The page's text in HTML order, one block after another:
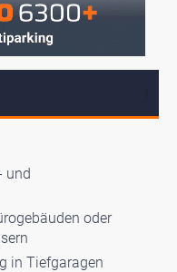
und
oder
in Tiefgaragen